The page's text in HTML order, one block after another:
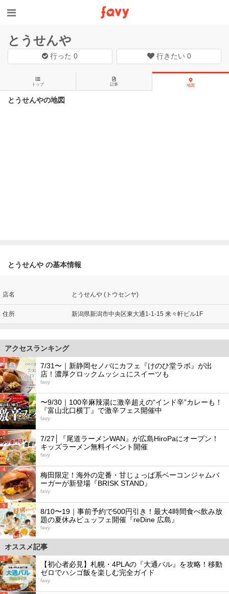
とうせんや
行った0 行きたい 0
トップ 記事 地図
とうせんやの地図
とうせんや の基本情報
店名 とうせんや (トウセンヤ)
住所 新潟県新潟市中央区東大通1-1-15 来々軒ビル1F
アクセスランキング
1
7/31〜｜新静岡セノバにカフェ『けのひ堂ラボ』が出
店！濃厚クロックムッシュにスイーツも
favy
2
〜9/30｜100辛麻辣湯に激辛超えの“インド辛”カレーも！
『富山北口横丁』で激辛フェス開催中
favy
3
7/27│『尾道ラーメンWAN』が広島HiroPaにオープン！
キッズラーメン無料イベント開催
favy
4
梅田限定！海外の定番・甘じょっぱ系ベーコンジャムバ
ーガーが新登場『BRISK STAND』
favy
5
8/10〜19｜事前予約で500円引き！最大4時間食べ飲み放
題の夏休みビュッフェ開催『reDine 広島』
favy
オススメ記事
1
【初心者必見】札幌・4PLAの『大通バル』を攻略！移動
ゼロでハシゴ飯を楽しむ完全ガイド
favy